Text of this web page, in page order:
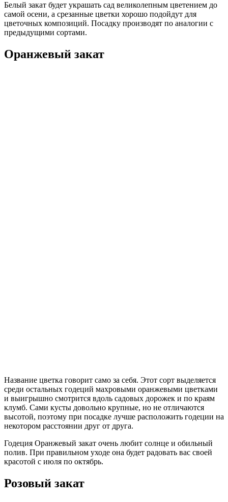
Белый закат будет украшать сад великолепным цветением до
самой осени, а срезанные цветки хорошо подойдут для
цветочных композиций. Посадку производят по аналогии с
предыдущими сортами.
Оранжевый закат
Название цветка говорит само за себя. Этот сорт выделяется
среди остальных годеций махровыми оранжевыми цветками
и выигрышно смотрится вдоль садовых дорожек и по краям
клумб. Сами кусты довольно крупные, но не отличаются
высотой, поэтому при посадке лучше расположить годеции на
некотором расстоянии друг от друга.
Годеция Оранжевый закат очень любит солнце и обильный
полив. При правильном уходе она будет радовать вас своей
красотой с июля по октябрь.
Розовый закат